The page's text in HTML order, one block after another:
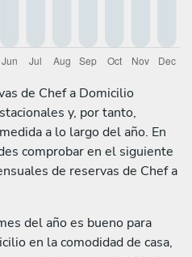
de Chef a Domicilio
y, por tanto,
a lo largo del año. En
comprobar en el siguiente
de reservas de Chef a
del año es bueno para
en la comodidad de casa,